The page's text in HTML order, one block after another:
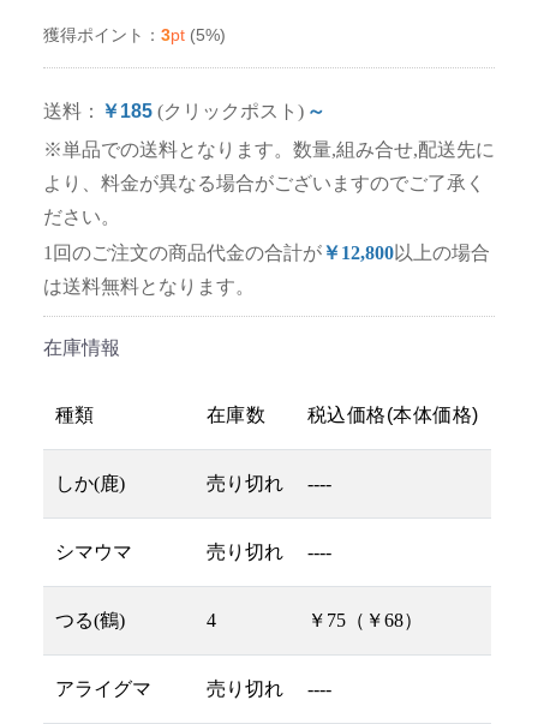
獲得ポイント： 3pt (5%)
送料： ￥185 (クリックポスト) ～
※単品での送料となります。数量,組み合せ,配送先に
より、料金が異なる場合がございますのでご了承く
ださい。
1回のご注文の商品代金の合計が￥12,800以上の場合
は送料無料となります。
在庫情報
種類 在庫数 税込価格(本体価格)
しか(鹿) 売り切れ ----
シマウマ 売り切れ ----
つる(鶴) 4 ￥75（￥68）
アライグマ 売り切れ ----